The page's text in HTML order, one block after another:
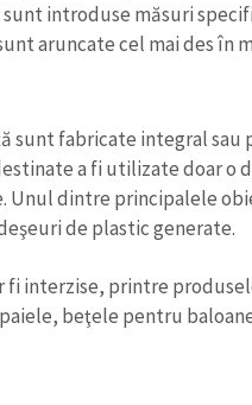
introduse măsuri
aruncate cel mai des în
sunt fabricate integral sau
a fi utilizate doar o
Unul dintre principalele
de plastic generate.
fi interzise, printre
beţele pentru
+ Adaugă titlu
+ Încarcă imagine
+ Link media